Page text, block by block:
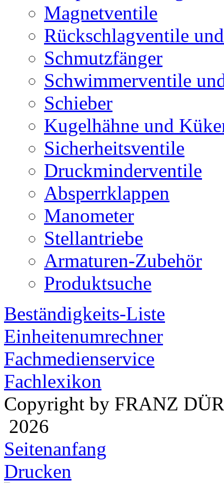
Magnetventile
Rückschlagventile
Schmutzfänger
Schwimmerventile
Schieber
Kugelhähne und
Sicherheitsventile
Druckminderventile
Absperrklappen
Manometer
Stellantriebe
Armaturen-Zubehör
Produktsuche
Beständigkeits-Liste
Einheitenumrechner
Fachmedienservice
Fachlexikon
Copyright by FRANZ
2026
Seitenanfang
Drucken